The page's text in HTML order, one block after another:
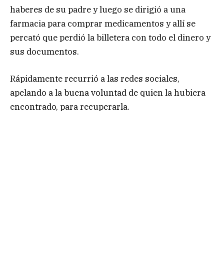
haberes de su padre y luego se dirigió a una
farmacia para comprar medicamentos y allí se
percató que perdió la billetera con todo el dinero y
sus documentos.
Rápidamente recurrió a las redes sociales,
apelando a la buena voluntad de quien la hubiera
encontrado, para recuperarla.